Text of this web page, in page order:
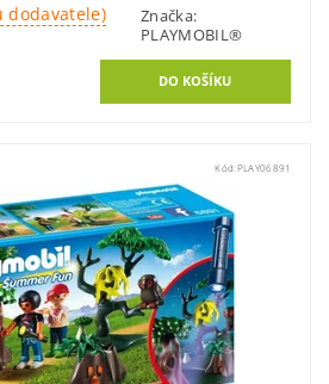
dodavatele)
Značka:
PLAYMOBIL®
Kód: PLAY06891